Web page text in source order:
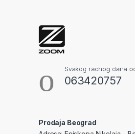
Svakog radnog dana
063420757
Prodaja Beograd